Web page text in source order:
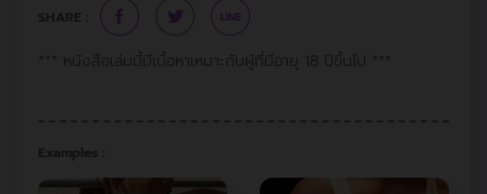
SHARE :
*** หนังสือเล่มนี้มีเนื้อหาเหมาะกับผู้ที่มีอายุ 18 ปีขึ้นไป ***
Examples :